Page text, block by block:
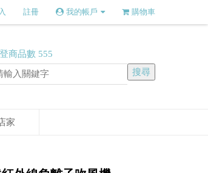
註冊 我的帳戶 購物車
商品數 555
家